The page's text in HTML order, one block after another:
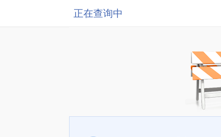
正在查询中